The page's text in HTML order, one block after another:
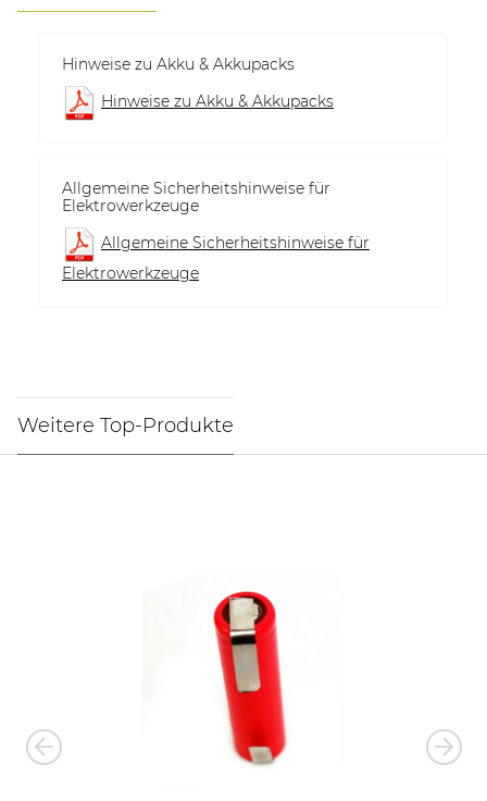
Hinweise zu Akku & Akkupacks
Hinweise zu Akku & Akkupacks
Allgemeine Sicherheitshinweise für
Elektrowerkzeuge
Allgemeine Sicherheitshinweise für
Elektrowerkzeuge
Weitere Top-Produkte